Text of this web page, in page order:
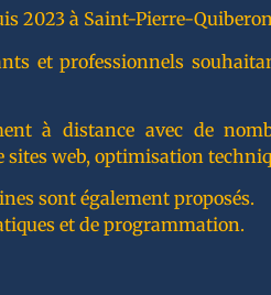
2023 à Saint-Pierre-
et professionnels
à distance avec de
web, optimisation
sont également proposés.
et de programmation.